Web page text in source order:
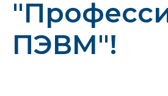
Программа лояльности
Подарить сертификат на
ПЭВМ"!